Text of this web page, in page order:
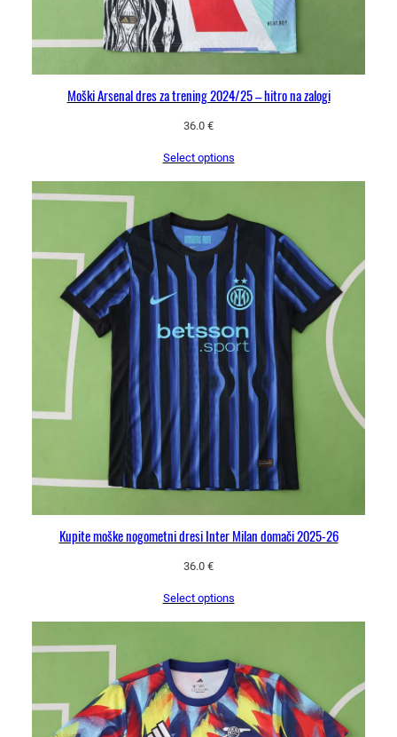
Moški Arsenal dres za trening 2024/25 – hitro na zalogi
36.0 €
Select options
Kupite moške nogometni dresi Inter Milan domači 2025-26
36.0 €
Select options